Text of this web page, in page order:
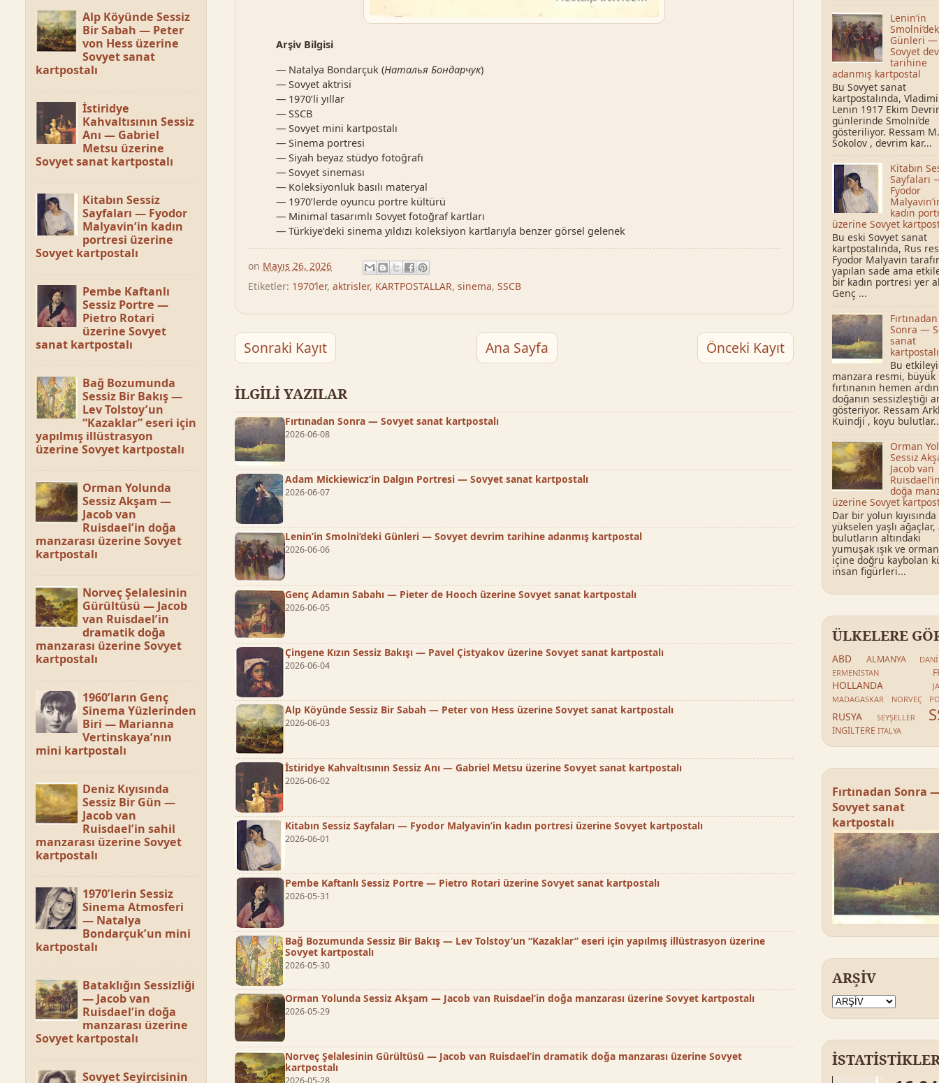
Arşiv Bilgisi
— Natalya Bondarçuk (Наталья Бондарчук)
— Sovyet aktrisi
— 1970’li yıllar
— SSCB
— Sovyet mini kartpostalı
— Sinema portresi
— Siyah beyaz stüdyo fotoğrafı
— Sovyet sineması
— Koleksiyonluk basılı materyal
— 1970’lerde oyuncu portre kültürü
— Minimal tasarımlı Sovyet fotoğraf kartları
— Türkiye’deki sinema yıldızı koleksiyon kartlarıyla benzer görsel gelenek
on Mayıs 26, 2026
Etiketler: 1970’ler, aktrisler, KARTPOSTALLAR, sinema, SSCB
Sonraki Kayıt Önceki Kayıt
Ana Sayfa
İLGİLİ YAZILAR
Fırtınadan Sonra — Sovyet sanat kartpostalı
2026-06-08
Adam Mickiewicz’in Dalgın Portresi — Sovyet sanat kartpostalı
2026-06-07
Lenin’in Smolni’deki Günleri — Sovyet devrim tarihine adanmış kartpostal
2026-06-06
Genç Adamın Sabahı — Pieter de Hooch üzerine Sovyet sanat kartpostalı
2026-06-05
Çingene Kızın Sessiz Bakışı — Pavel Çistyakov üzerine Sovyet sanat kartpostalı
2026-06-04
Alp Köyünde Sessiz Bir Sabah — Peter von Hess üzerine Sovyet sanat kartpostalı
2026-06-03
İstiridye Kahvaltısının Sessiz Anı — Gabriel Metsu üzerine Sovyet sanat kartpostalı
2026-06-02
Kitabın Sessiz Sayfaları — Fyodor Malyavin’in kadın portresi üzerine Sovyet kartpostalı
2026-06-01
Pembe Kaftanlı Sessiz Portre — Pietro Rotari üzerine Sovyet sanat kartpostalı
2026-05-31
Bağ Bozumunda Sessiz Bir Bakış — Lev Tolstoy’un “Kazaklar” eseri için yapılmış illüstrasyon üzerine
Sovyet kartpostalı
2026-05-30
Orman Yolunda Sessiz Akşam — Jacob van Ruisdael’in doğa manzarası üzerine Sovyet kartpostalı
2026-05-29
Norveç Şelalesinin Gürültüsü — Jacob van Ruisdael’in dramatik doğa manzarası üzerine Sovyet
kartpostalı
Alp Köyünde Sessiz
Bir Sabah — Peter
von Hess üzerine
Sovyet sanat
kartpostalı
İstiridye
Kahvaltısının Sessiz
Anı — Gabriel
Metsu üzerine
Sovyet sanat kartpostalı
Kitabın Sessiz
Sayfaları — Fyodor
Malyavin’in kadın
portresi üzerine
Sovyet kartpostalı
Pembe Kaftanlı
Sessiz Portre —
Pietro Rotari
üzerine Sovyet
sanat kartpostalı
Bağ Bozumunda
Sessiz Bir Bakış —
Lev Tolstoy’un
“Kazaklar” eseri için
yapılmış illüstrasyon
üzerine Sovyet kartpostalı
Orman Yolunda
Sessiz Akşam —
Jacob van
Ruisdael’in doğa
manzarası üzerine Sovyet
kartpostalı
Norveç Şelalesinin
Gürültüsü — Jacob
van Ruisdael’in
dramatik doğa
manzarası üzerine Sovyet
kartpostalı
1960’ların Genç
Sinema Yüzlerinden
Biri — Marianna
Vertinskaya’nın
mini kartpostalı
Deniz Kıyısında
Sessiz Bir Gün —
Jacob van
Ruisdael’in sahil
manzarası üzerine Sovyet
kartpostalı
1970’lerin Sessiz
Sinema Atmosferi
— Natalya
Bondarçuk’un mini
kartpostalı
Bataklığın Sessizliği
— Jacob van
Ruisdael’in doğa
manzarası üzerine
Sovyet kartpostalı
Sovyet Seyircisinin
Lenin’in
Günleri —
Sovyet
tarihine
adanmış kartpostal
Bu Sovyet sanat
kartpostalında,
Lenin 1917 Ekim
günlerinde Smolni’de
gösteriliyor. Ressam
Sokolov , devrim kar...
Kitabın
Sayfaları
Fyodor
kadın
üzerine Sovyet
Bu eski Sovyet sanat
kartpostalında, Rus
Fyodor Malyavin
yapılan sade ama
bir kadın portresi yer
Genç ...
Fırtınadan
Sonra —
sanat
kartpostalı
Bu
manzara resmi, büyük
fırtınanın hemen
doğanın sessizleştiği
gösteriyor. Ressam
Kuindji , koyu
Orman
Sessiz
Jacob van
doğa
üzerine Sovyet
Dar bir yolun kıyısında
yükselen yaşlı ağaçlar,
bulutların altındaki
yumuşak ışık ve
içine doğru kaybolan
insan figürleri...
ÜLKELERE
ABD ALMANYA
ERMENİSTAN
HOLLANDA
MADAGASKAR
NORVEÇ
RUSYA SEYŞELLER
İNGİLTERE İTALYA
Fırtınadan Sonra
Sovyet sanat
kartpostalı
ARŞİV